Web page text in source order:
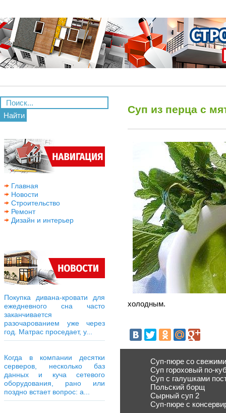
Найти
Главная
Новости
Строительство
Ремонт
Дизайн и интерьер
Покупка дивана-кровати для
ежедневного сна часто
заканчивается
разочарованием уже через
год. Матрас проседает, у...
Когда в компании десятки
серверов, несколько баз
данных и куча сетевого
оборудования, рано или
поздно встает вопрос: а...
Суп из перца с
холодным.
Суп-пюре со
Суп гороховый по-
Суп с галушками
Польский борщ
Сырный суп 2
Суп-пюре с